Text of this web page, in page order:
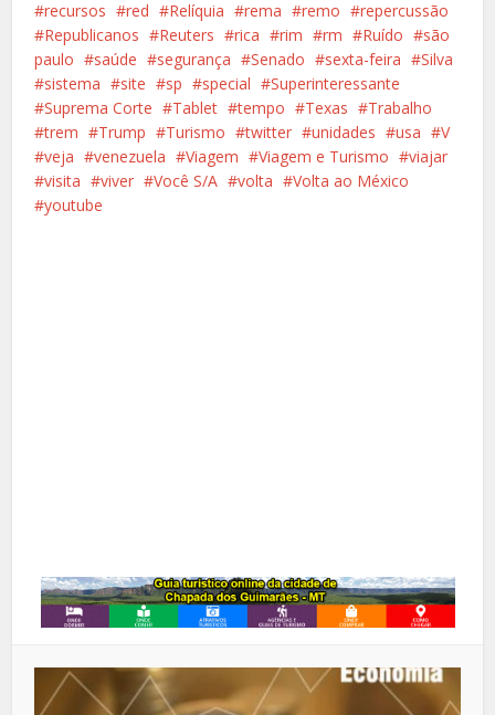
recursos red Relíquia rema remo
repercussão
Republicanos
Reuters rica rim rm Ruído
são
paulo
saúde segurança Senado sexta-feira
Silva
sistema
site sp special
Superinteressante
Suprema Corte
Tablet tempo Texas
Trabalho
trem
Trump Turismo twitter unidades usa
V
veja
venezuela Viagem Viagem e Turismo
viajar
visita
viver Você S/A volta
Volta ao México
youtube